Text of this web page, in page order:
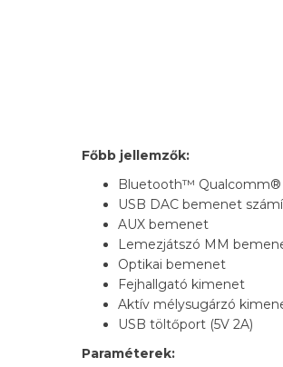
Főbb jellemzők:
Bluetooth™
USB DAC bemenet
AUX bemenet
Lemezjátszó MM
Optikai bemenet
Fejhallgató kimenet
Aktív mélysugárzó
USB töltőport (5V 2A)
Paraméterek: